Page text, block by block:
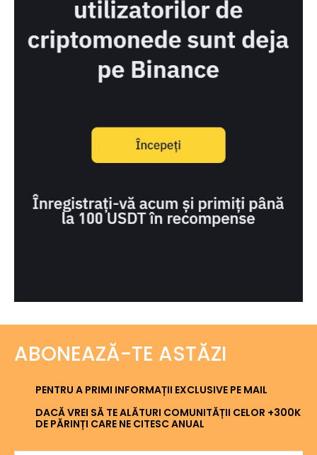
ABONEAZĂ-TE ASTĂZI
PENTRU A PRIMI INFORMAȚII EXCLUSIVE PE MAIL
DACĂ VREI SĂ TE ALĂTURI COMUNITĂȚII CELOR +300K
DE PĂRINȚI CARE NE CITESC ANUAL